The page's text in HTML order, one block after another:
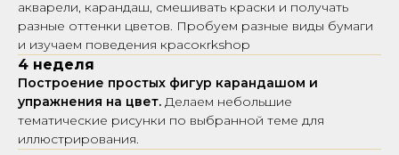
акварели, карандаш, смешивать краски и получать
разные оттенки цветов. Пробуем разные виды бумаги
и изучаем поведения красокrkshop
4 неделя
Построение простых фигур карандашом и
упражнения на цвет. Делаем небольшие
тематические рисунки по выбранной теме для
иллюстрирования.